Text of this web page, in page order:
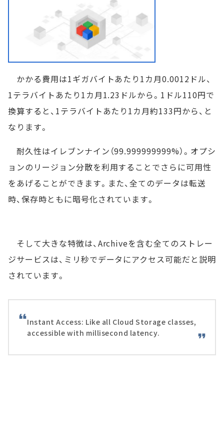
かかる費用は1ギガバイトあたり1カ月0.0012ドル、
1テラバイトあたり1カ月1.23ドルから。1ドル110円で
換算すると、1テラバイトあたり1カ月約133円から、と
なります。
耐久性はイレブンナイン（99.999999999%）。オプシ
ョンのリージョン分散を利用することでさらに可用性
をあげることができます。また、全てのデータは転送
時、保存時ともに暗号化されています。
そして大きな特徴は、Archiveを含む全てのストレー
ジサービスは、ミリ秒でデータにアクセス可能だと説明
されています。
Instant Access: Like all Cloud Storage classes,
accessible with millisecond latency.